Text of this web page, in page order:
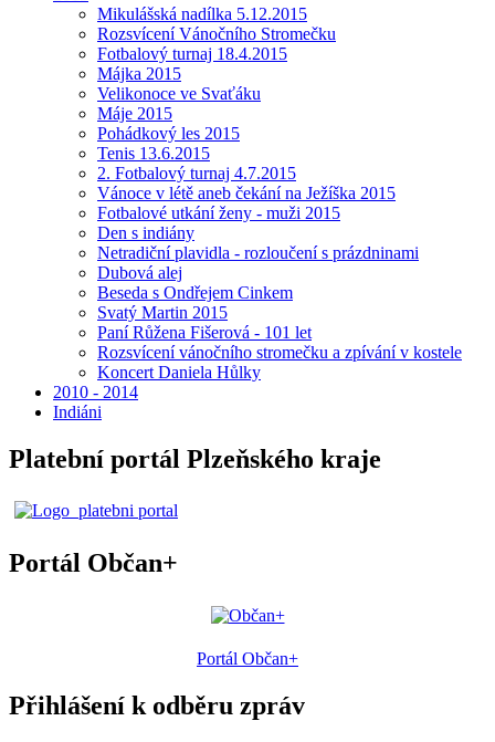
Mikulášská nadílka 5.12.2015
Rozsvícení Vánočního Stromečku
Fotbalový turnaj 18.4.2015
Májka 2015
Velikonoce ve Svaťáku
Máje 2015
Pohádkový les 2015
Tenis 13.6.2015
2. Fotbalový turnaj 4.7.2015
Vánoce v létě aneb čekání na Ježíška 2015
Fotbalové utkání ženy - muži 2015
Den s indiány
Netradiční plavidla - rozloučení s prázdninami
Dubová alej
Beseda s Ondřejem Cinkem
Svatý Martin 2015
Paní Růžena Fišerová - 101 let
Rozsvícení vánočního stromečku a zpívání v kostele
Koncert Daniela Hůlky
2010 - 2014
Indiáni
Platební portál Plzeňského kraje
Portál Občan+
Portál Občan+
Přihlášení k odběru zpráv